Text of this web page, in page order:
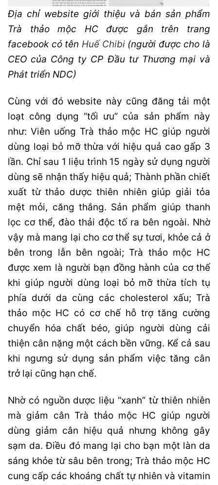
Địa chỉ website giới thiệu và bán sản phẩm
Trà thảo mộc HC được gắn trên trang
facebook có tên Huế Chibi (người được cho là
CEO của Công ty CP Đầu tư Thương mại và
Phát triển NDC)
Cùng với đó website này cũng đăng tải một
loạt công dụng “tối ưu” của sản phẩm này
như: Viên uống Trà thảo mộc HC giúp người
dùng loại bỏ mỡ thừa với hiệu quả cao gấp 3
lần. Chỉ sau 1 liệu trình 15 ngày sử dụng người
dùng sẽ nhận thấy hiệu quả; Thành phần chiết
xuất từ thảo dược thiên nhiên giúp giải tỏa
mệt mỏi, căng thắng. Sản phẩm giúp thanh
lọc cơ thể, đào thải độc tố ra bên ngoài. Nhờ
vậy mà mang lại cho cơ thể sự tươi, khỏe cả ở
bên trong lẫn bên ngoài; Trà thảo mộc HC
được xem là người bạn đồng hành của cơ thế
khi giúp người dùng loại bỏ mỡ thừa tích tụ
phía dưới da cùng các cholesterol xấu; Trà
thảo mộc HC có cơ chế hỗ trợ tăng cường
chuyển hóa chất béo, giúp người dùng cải
thiện cân nặng một cách bền vững. Kể cả sau
khi ngưng sử dụng sản phẩm việc tăng cân
trở lại cũng hạn chế.
Nhờ có nguồn dược liệu “xanh” từ thiên nhiên
mà giảm cân Trà thảo mộc HC giúp người
dùng giảm cân hiệu quả nhưng không gây
sạm da. Điều đó mang lại cho bạn một làn da
sáng khỏe từ sâu bên trong; Trà thảo mộc HC
cung cấp các khoáng chất tự nhiên và vitamin